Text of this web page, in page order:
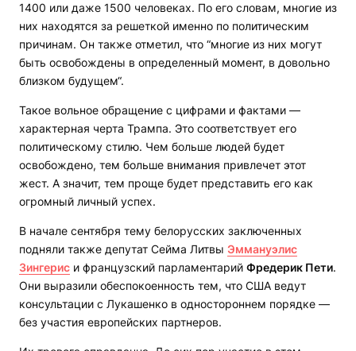
1400 или даже 1500 человеках. По его словам, многие из
них находятся за решеткой именно по политическим
причинам. Он также отметил, что “многие из них могут
быть освобождены в определенный момент, в довольно
близком будущем“.
Такое вольное обращение с цифрами и фактами —
характерная черта Трампа. Это соответствует его
политическому стилю. Чем больше людей будет
освобождено, тем больше внимания привлечет этот
жест. А значит, тем проще будет представить его как
огромный личный успех.
В начале сентября тему белорусских заключенных
подняли также депутат Сейма Литвы Эммануэлис
Зингерис и французский парламентарий Фредерик Пети.
Они выразили обеспокоенность тем, что США ведут
консультации с Лукашенко в одностороннем порядке —
без участия европейских партнеров.